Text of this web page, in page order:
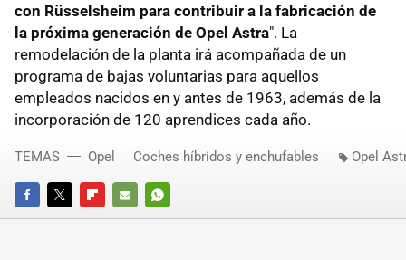
con Rüsselsheim para contribuir a la fabricación de
la próxima generación de Opel Astra". La
remodelación de la planta irá acompañada de un
programa de bajas voluntarias para aquellos
empleados nacidos en y antes de 1963, además de la
incorporación de 120 aprendices cada año.
FACEBOOKTWITTERFLIPBOARD
E-
WHATSAPP
TEMAS Opel Coches híbridos y enchufables Opel